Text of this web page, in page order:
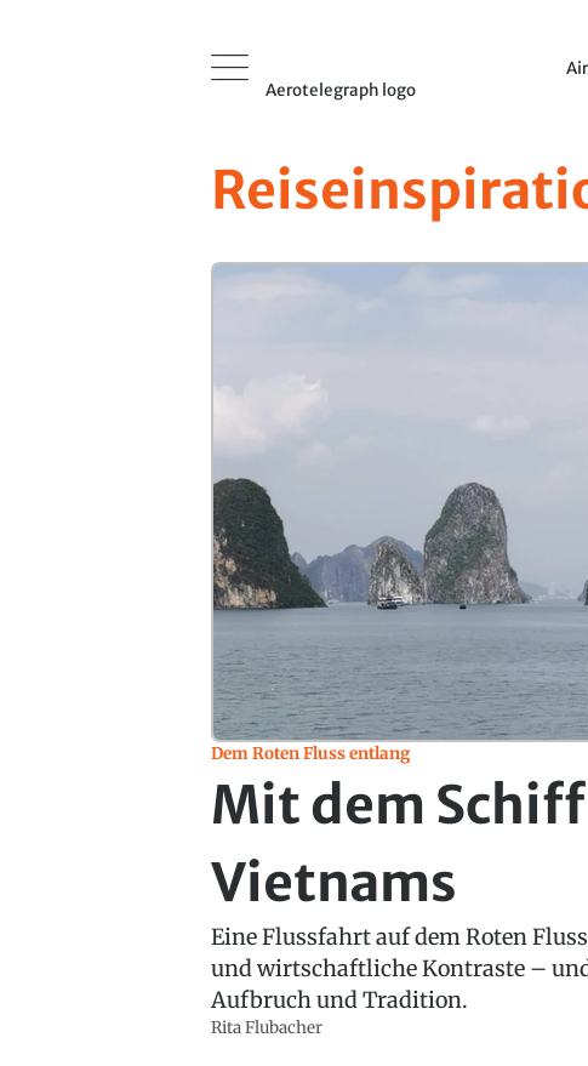
Aerotelegraph logo
Dem Roten Fluss entlang
Mit dem
Vietnams
Eine Flussfahrt auf dem Roten
und wirtschaftliche Kontraste –
Aufbruch und Tradition.
Rita Flubacher